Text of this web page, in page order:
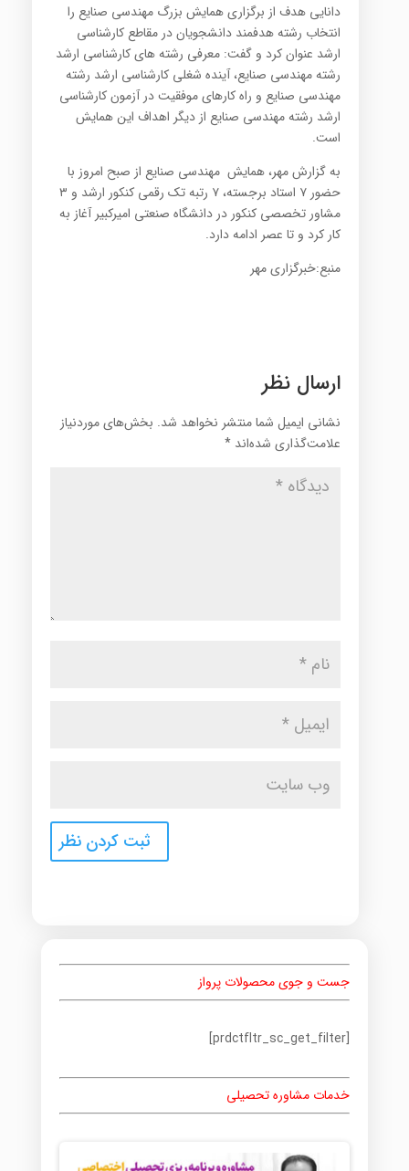
دانایی هدف از برگزاری همایش بزرگ مهندسی صنایع را
انتخاب رشته هدفمند دانشجویان در مقاطع کارشناسی
ارشد عنوان کرد و گفت: معرفی رشته های کارشناسی ارشد
رشته مهندسی صنایع، آینده شغلی کارشناسی ارشد رشته
مهندسی صنایع و راه کارهای موفقیت در آزمون کارشناسی
ارشد رشته مهندسی صنایع از دیگر اهداف این همایش
است.
به گزارش مهر، همایش مهندسی صنایع از صبح امروز با
حضور ۷ استاد برجسته، ۷ رتبه تک رقمی کنکور ارشد و ۳
مشاور تخصصی کنکور در دانشگاه صنعتی امیرکبیر آغاز به
کار کرد و تا عصر ادامه دارد.
منبع:خبرگزاری مهر
ارسال نظر
نشانی ایمیل شما منتشر نخواهد شد. بخش‌های موردنیاز
علامت‌گذاری شده‌اند *
جست و جوی محصولات پرواز
[prdctfltr_sc_get_filter]
خدمات مشاوره تحصیلی